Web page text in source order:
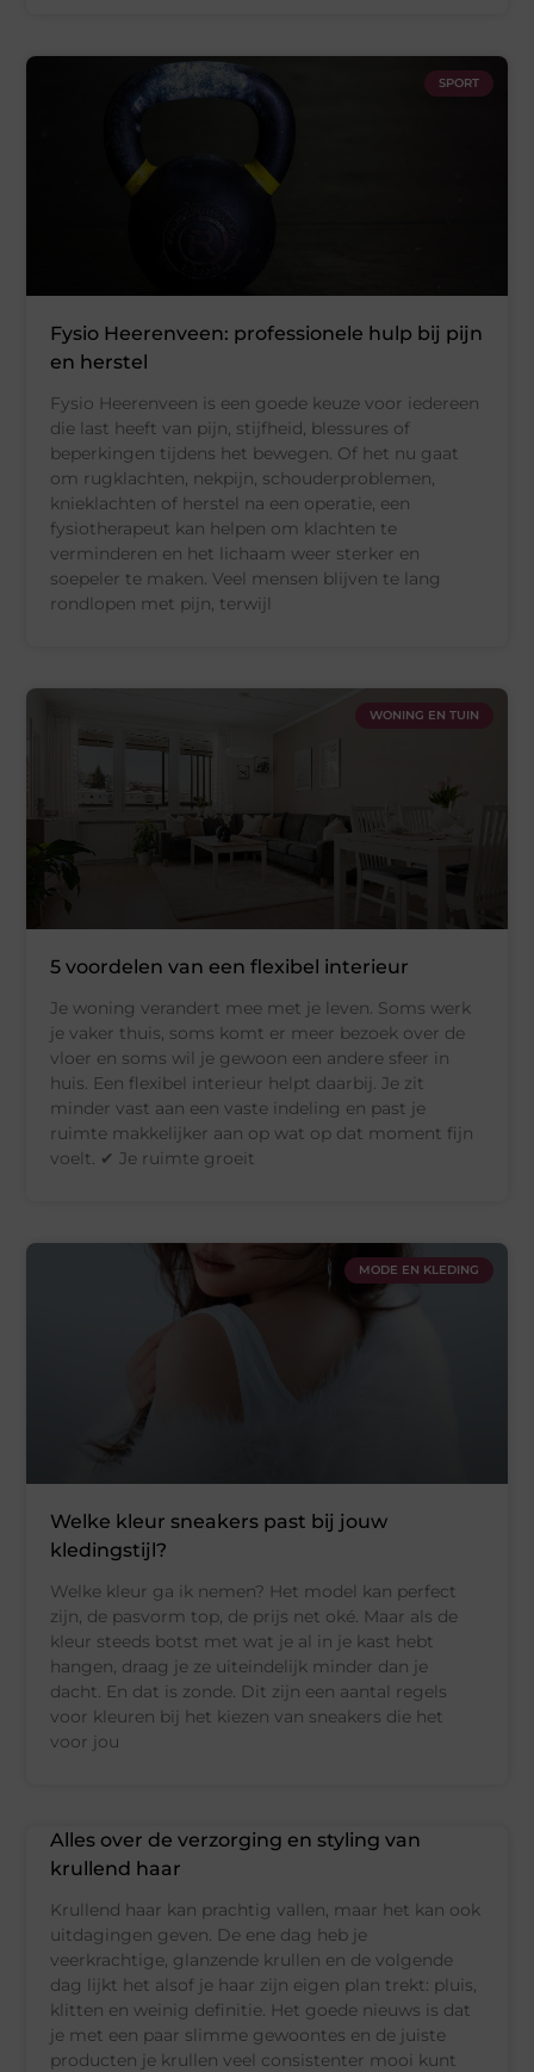
SPORT
Fysio Heerenveen: professionele hulp bij pijn
en herstel
Fysio Heerenveen is een goede keuze voor iedereen
die last heeft van pijn, stijfheid, blessures of
beperkingen tijdens het bewegen. Of het nu gaat
om rugklachten, nekpijn, schouderproblemen,
knieklachten of herstel na een operatie, een
fysiotherapeut kan helpen om klachten te
verminderen en het lichaam weer sterker en
soepeler te maken. Veel mensen blijven te lang
rondlopen met pijn, terwijl
WONING EN TUIN
5 voordelen van een flexibel interieur
Je woning verandert mee met je leven. Soms werk
je vaker thuis, soms komt er meer bezoek over de
vloer en soms wil je gewoon een andere sfeer in
huis. Een flexibel interieur helpt daarbij. Je zit
minder vast aan een vaste indeling en past je
ruimte makkelijker aan op wat op dat moment fijn
voelt. ✔ Je ruimte groeit
MODE EN KLEDING
Welke kleur sneakers past bij jouw
kledingstijl?
Welke kleur ga ik nemen? Het model kan perfect
zijn, de pasvorm top, de prijs net oké. Maar als de
kleur steeds botst met wat je al in je kast hebt
hangen, draag je ze uiteindelijk minder dan je
dacht. En dat is zonde. Dit zijn een aantal regels
voor kleuren bij het kiezen van sneakers die het
voor jou
Alles over de verzorging en styling van
krullend haar
Krullend haar kan prachtig vallen, maar het kan ook
uitdagingen geven. De ene dag heb je
veerkrachtige, glanzende krullen en de volgende
dag lijkt het alsof je haar zijn eigen plan trekt: pluis,
klitten en weinig definitie. Het goede nieuws is dat
je met een paar slimme gewoontes en de juiste
producten je krullen veel consistenter mooi kunt